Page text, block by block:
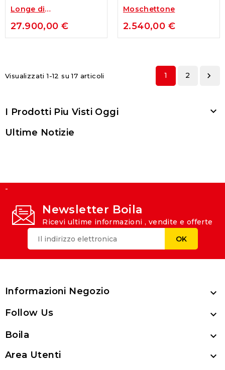
Longe di
Husqvarna
27.900,00 €
Moschettone
2.540,00 €
Visualizzati 1-12 su 17 articoli 1 2 
I Prodotti Piu Visti Oggi 
Ultime Notizie
-
Newsletter Boila
Ricevi ultime informazioni , vendite e offerte
Informazioni Negozio 
Follow Us 
Boila 
Area Utenti 